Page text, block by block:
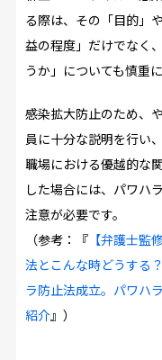
る際は、その「目的」
益の程度」だけでなく
うか」についても慎重
感染拡大防止のため、
員に十分な説明を行い
職場における優越的な
した場合には、パワハ
注意が必要です。
（参考：『【弁護士監
法とこんな時どうする
ラ防止法成立。パワハ
紹介』）